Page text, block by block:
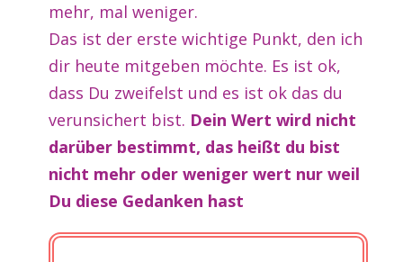
mehr, mal weniger.
Das ist der erste wichtige Punkt, den ich
dir heute mitgeben möchte. Es ist ok,
dass Du zweifelst und es ist ok das du
verunsichert bist. Dein Wert wird nicht
darüber bestimmt, das heißt du bist
nicht mehr oder weniger wert nur weil
Du diese Gedanken hast